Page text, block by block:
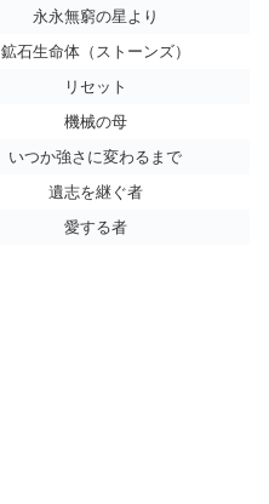
永永無窮の星より
鉱石生命体（ストーンズ）
リセット
機械の母
いつか強さに変わるまで
遺志を継ぐ者
愛する者